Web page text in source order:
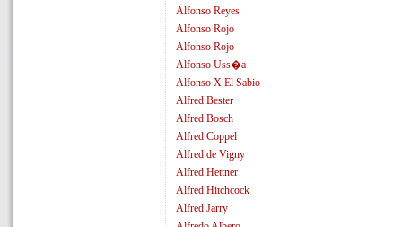
Alfonso Reyes
Alfonso Rojo
Alfonso Rojo
Alfonso Uss�a
Alfonso X El Sabio
Alfred Bester
Alfred Bosch
Alfred Coppel
Alfred de Vigny
Alfred Hettner
Alfred Hitchcock
Alfred Jarry